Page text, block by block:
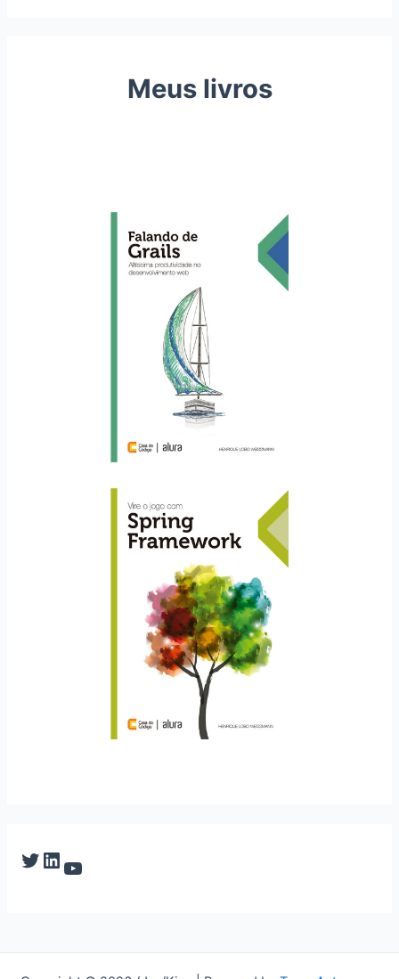
Meus livros
Twitter LinkedIn YouTube